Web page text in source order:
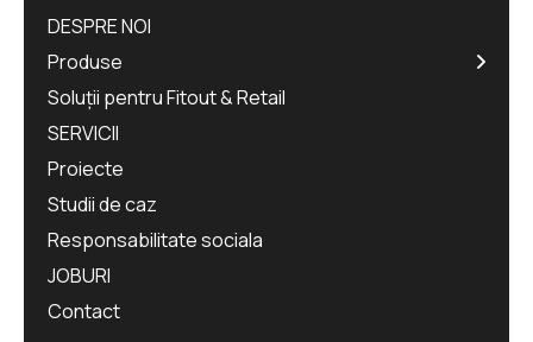
DESPRE NOI
Produse
Soluții pentru Fitout & Retail
SERVICII
Proiecte
Studii de caz
Responsabilitate sociala
JOBURI
Contact